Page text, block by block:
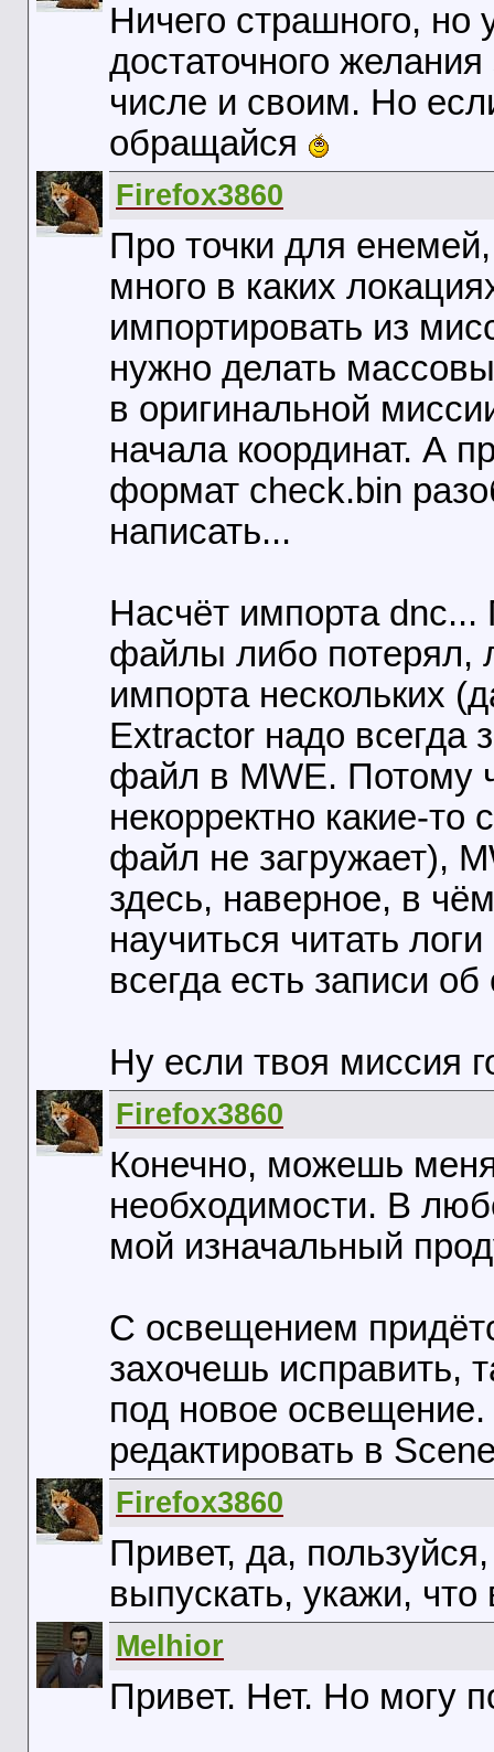
Ничего страшного, но
достаточного
числе и своим. Но
обращайся
Firefox3860
Про точки для
много в каких
импортировать из
нужно делать
в оригинальной
начала координат. А
формат check.bin
написать...
Насчёт импорта dnc...
файлы либо потерял,
импорта нескольких
Extractor надо всегда
файл в MWE. Потому
некорректно какие-то
файл не загружает),
здесь, наверное, в
научиться читать
всегда есть записи
Ну если твоя миссия
Firefox3860
Конечно, можешь
необходимости. В
мой изначальный
С освещением
захочешь исправить,
под новое
редактировать в
Firefox3860
Привет, да,
выпускать, укажи, что
Melhior
Привет. Нет. Но могу